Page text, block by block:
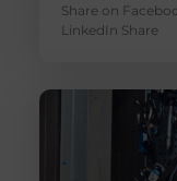
Share on
LinkedIn Share